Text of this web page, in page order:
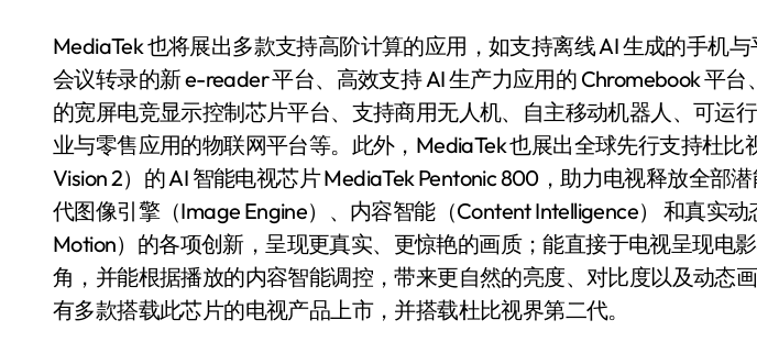
MediaTek 也将展出多款支持高阶计算的应用，如支持离线 AI 生成的手机
会议转录的新 e-reader 平台、高效支持 AI 生产力应用的 Chromebook 平台
的宽屏电竞显示控制芯片平台、支持商用无人机、自主移动机器人、可运
业与零售应用的物联网平台等。此外，MediaTek 也展出全球先行支持杜比
Vision 2）的 AI 智能电视芯片 MediaTek Pentonic 800，助力电视释放全部
代图像引擎（Image Engine）、内容智能（Content Intelligence） 和真实
Motion）的各项创新，呈现更真实、更惊艳的画质；能直接于电视呈现电
角，并能根据播放的内容智能调控，带来更自然的亮度、对比度以及动态
有多款搭载此芯片的电视产品上市，并搭载杜比视界第二代。
TCL用一套‘完整体系’砸
开了回音壁的顶级牌桌
7 月 27, 2026
货量破4000
创新驱动多
8 月 6, 2026